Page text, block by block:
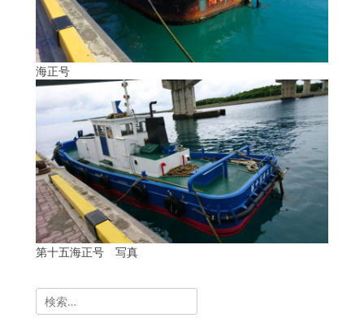
海正号
第十五海正号 写真
検
索: